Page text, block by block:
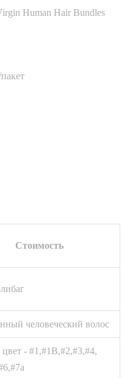
Human Hair Bundles
Стоимость
человеческий волос
- #1,#1B,#2,#3,#4,